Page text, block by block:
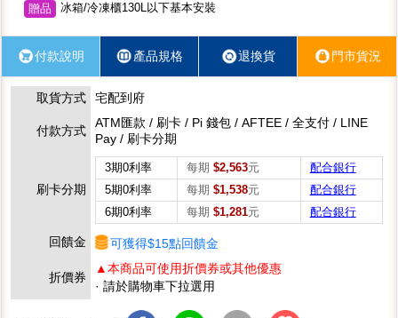
贈品
冰箱/冷凍櫃130L以下基本安裝
付款說明 產品規格 退換貨 門市貨況
取貨方式 宅配到府
付款方式
ATM匯款 / 刷卡 / Pi 錢包 / AFTEE / 全支付 / LINE
Pay / 刷卡分期
刷卡分期
3期0利率 每期 $2,563元
配合銀行
5期0利率
每期 $1,538元
配合銀行
6期0利率
每期 $1,281元 配合銀行
回饋金 可獲得$15點回饋金
折價券
▲本商品可使用折價券或其他優惠
· 請於購物車下拉選用